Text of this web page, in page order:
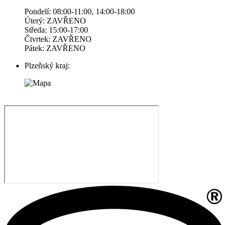
Pondelí: 08:00-11:00, 14:00-18:00
Úterý: ZAVŘENO
Středa: 15:00-17:00
Čtvrtek: ZAVŘENO
Pátek: ZAVŘENO
Plzeňský kraj: